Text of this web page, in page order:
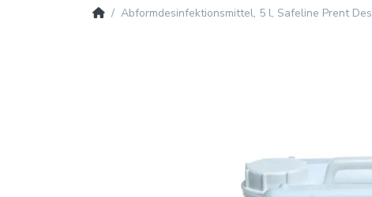
Abformdesinfektionsmittel, 5 l, Safeline Prent Des